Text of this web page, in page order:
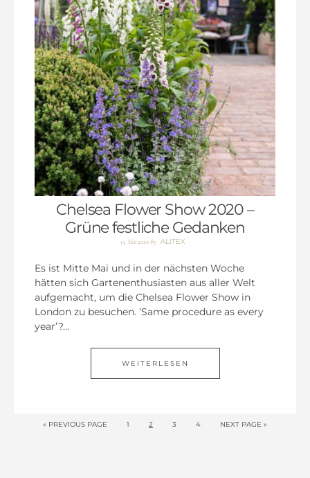
Chelsea Flower Show 2020 –
Grüne festliche Gedanken
13. Mai 2020By ALITEX
Es ist Mitte Mai und in der nächsten Woche
hätten sich Gartenenthusiasten aus aller Welt
aufgemacht, um die Chelsea Flower Show in
London zu besuchen. ‘Same procedure as every
year’?…
WEITERLESEN
« PREVIOUS PAGE 1 2 3 4 NEXT PAGE »